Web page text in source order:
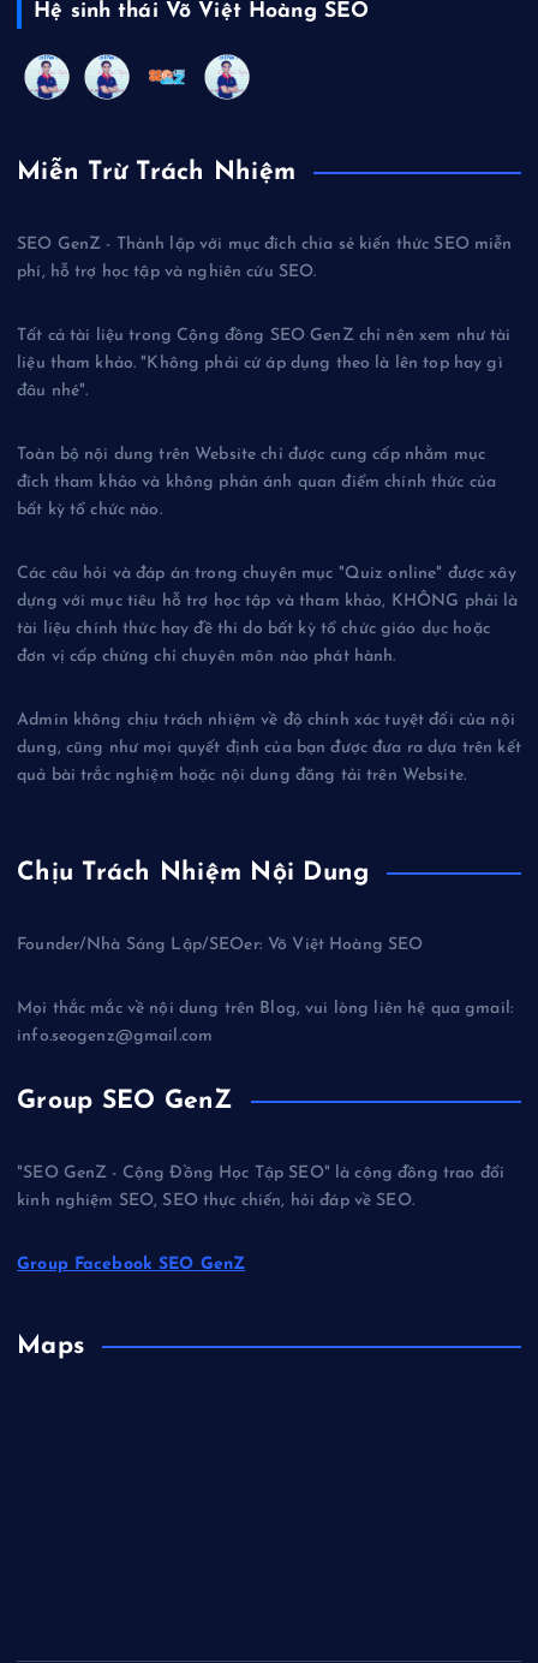
Hệ sinh thái Võ Việt Hoàng SEO
Miễn Trừ Trách Nhiệm
SEO GenZ - Thành lập với mục đích chia sẻ kiến thức SEO miễn
phí, hỗ trợ học tập và nghiên cứu SEO.
Tất cả tài liệu trong Cộng đồng SEO GenZ chỉ nên xem như tài
liệu tham khảo. "Không phải cứ áp dụng theo là lên top hay gì
đâu nhé".
Toàn bộ nội dung trên Website chỉ được cung cấp nhằm mục
đích tham khảo và không phản ánh quan điểm chính thức của
bất kỳ tổ chức nào.
Các câu hỏi và đáp án trong chuyên mục "Quiz online" được xây
dựng với mục tiêu hỗ trợ học tập và tham khảo, KHÔNG phải là
tài liệu chính thức hay đề thi do bất kỳ tổ chức giáo dục hoặc
đơn vị cấp chứng chỉ chuyên môn nào phát hành.
Admin không chịu trách nhiệm về độ chính xác tuyệt đối của nội
dung, cũng như mọi quyết định của bạn được đưa ra dựa trên kết
quả bài trắc nghiệm hoặc nội dung đăng tải trên Website.
Chịu Trách Nhiệm Nội Dung
Founder/Nhà Sáng Lập/SEOer: Võ Việt Hoàng SEO
Mọi thắc mắc về nội dung trên Blog, vui lòng liên hệ qua gmail:
info.seogenz@gmail.com
Group SEO GenZ
"SEO GenZ - Cộng Đồng Học Tập SEO" là cộng đồng trao đổi
kinh nghiệm SEO, SEO thực chiến, hỏi đáp về SEO.
Group Facebook SEO GenZ
Maps